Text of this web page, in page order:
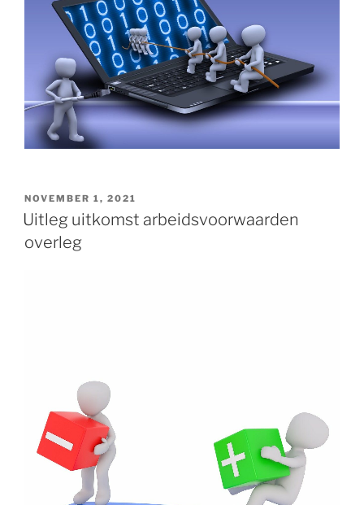
GEPLAATST
OP
NOVEMBER 1, 2021
Uitleg uitkomst arbeidsvoorwaarden
overleg